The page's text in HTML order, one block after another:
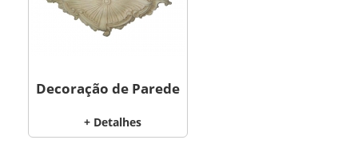
Decoração de Parede
+ Detalhes